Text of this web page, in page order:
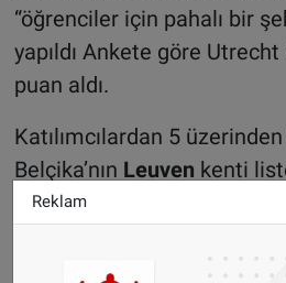
“öğrenciler için pahalı bir
yapıldı Ankete göre
puan aldı.
Katılımcılardan 5
Belçika’nın Leuven kenti
yer alıyor. Öğrencilerre göre
Reklam